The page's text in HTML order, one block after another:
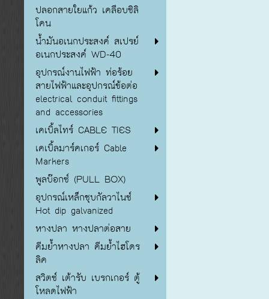
ปลอกสายใยแก้ว เคลือบซิลิ
โคน
น้ำมันอเนกประสงค์ สเปรย์
อเนกประสงค์ WD-40
อุปกรณ์งานไฟฟ้า ท่อร้อย
สายไฟฟ้าและอุปกรณ์ข้อต่อ
electrical conduit fittings
and accessories
เคเบิ้ลไทร์ CABLE TIES
เคเบิ้ลมาร์คเกอร์ Cable
Markers
พูลบ๊อกซ์ (PULL BOX)
อุปกรณ์เหล็กชุบกัลวาไนซ์
Hot dip galvanized
หางปลา หางปลาต่อสาย
คีมย้ำหางปลา คีมย้ำไฮโดร
ลิค
สวิตซ์ เต้ารับ เบรกเกอร์ ตู้
โหลดไฟฟ้า